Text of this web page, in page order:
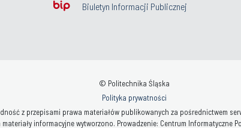
Biuletyn Informacji Publicznej
© Politechnika Śląska
Polityka prywatności
z przepisami prawa materiałów publikowanych za pośrednictwem
informacyjne wytworzono. Prowadzenie: Centrum Informatyczne